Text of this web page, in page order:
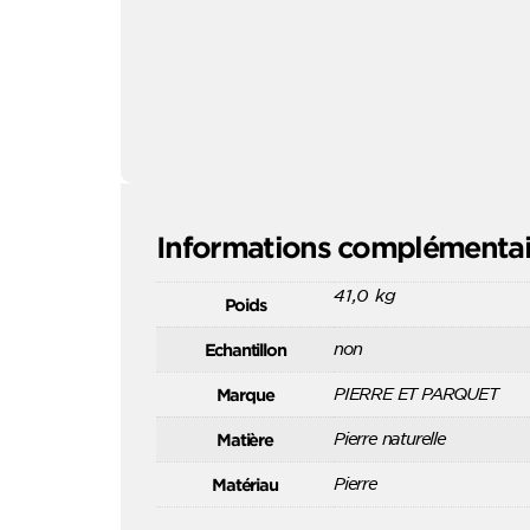
Informations
Poids 41,0 kg
Echantillon non
Marque PIERRE ET PARQUET
Matière Pierre naturelle
Matériau Pierre